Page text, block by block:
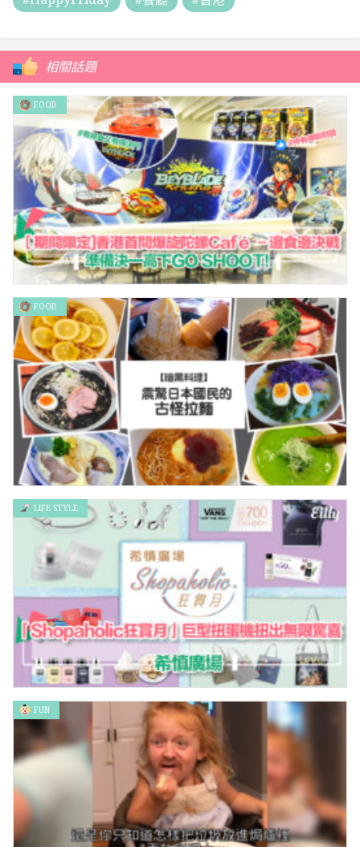
相關話題
［期間限定]香港首間爆旋陀螺Café – 一邊食一邊Go Shoot！
FOOD
【暗黑料理】震驚日本國民的古怪拉麵
FOOD
「Shopaholic狂賞月」巨型扭蛋機扭出無限驚喜 – 希慎廣場
LIFE STYLE
FUN